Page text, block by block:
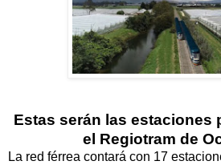
Estas serán las estaciones
el Regiotram de
La red férrea contará con 17